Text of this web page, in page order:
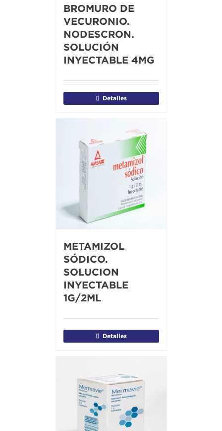
BROMURO DE
VECURONIO.
NODESCRON.
SOLUCIÓN
INYECTABLE 4MG
Detalles
METAMIZOL
SÓDICO.
SOLUCION
INYECTABLE
1G/2ML
Detalles